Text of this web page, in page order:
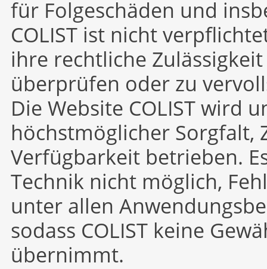
für Folgeschäden und
COLIST ist nicht
ihre rechtliche
überprüfen oder zu
Die Website COLIST wird
höchstmöglicher Sorgfalt,
Verfügbarkeit betrieben.
Technik nicht möglich,
unter allen
sodass COLIST keine
übernimmt.